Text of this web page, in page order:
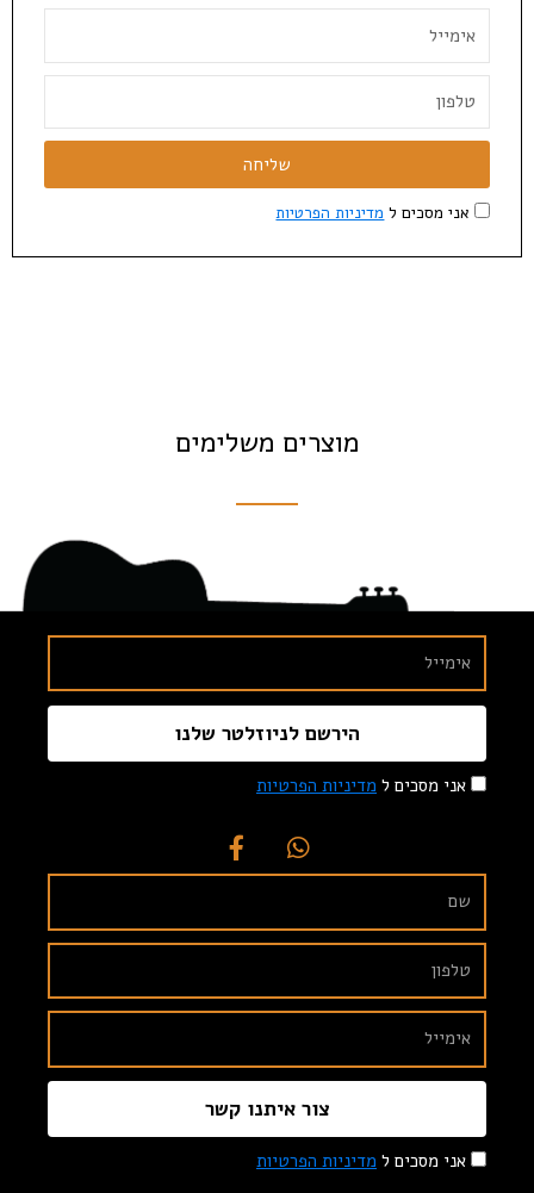
אני מסכים ל מדיניות הפרטיות
שליחה
מוצרים משלימים
אני מסכים ל מדיניות הפרטיות
הירשם לניוזלטר שלנו
אני מסכים ל מדיניות הפרטיות
צור איתנו קשר